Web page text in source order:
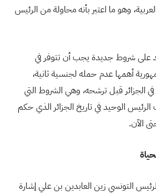
وهو ما اعتبر بأنه محاولة من الرئيس
على شروط جديدة يجب أن تتوفر في
أهمها عدم حمله لجنسية ثانية،
الجزائر قبل ترشحه، وهي الشروط التي
الوحيد في تاريخ الجزائر الذي حكم
الآن.
التونسي زين العابدين بن علي إشارة